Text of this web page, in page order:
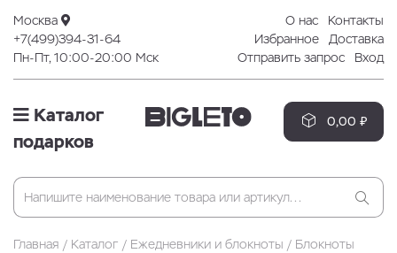
Москва
+7(499)394-31-64
Пн-Пт, 10:00-20:00 Мск
О нас
Контакты
Избранное
Доставка
Отправить запрос
Вход
Каталог
подарков
0,00 ₽
Главная Каталог Ежедневники и блокноты
Блокноты